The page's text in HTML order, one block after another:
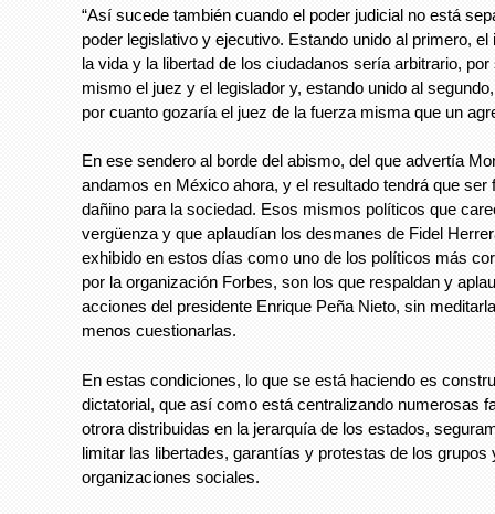
“Así sucede también cuando el poder judicial no está
poder legislativo y ejecutivo. Estando unido al primero, el
la vida y la libertad de los ciudadanos sería arbitrario, por
mismo el juez y el legislador y, estando unido al
por cuanto gozaría el juez de la fuerza misma que un
En ese sendero al borde del abismo, del que advertía
andamos en México ahora, y el resultado tendrá que ser
dañino para la sociedad. Esos mismos políticos que
vergüenza y que aplaudían los desmanes de Fidel
exhibido en estos días como uno de los políticos más
por la organización Forbes, son los que respaldan y
acciones del presidente Enrique Peña Nieto, sin
menos cuestionarlas.
En estas condiciones, lo que se está haciendo es
dictatorial, que así como está centralizando numerosas
otrora distribuidas en la jerarquía de los estados,
limitar las libertades, garantías y protestas de los grupos
organizaciones sociales.